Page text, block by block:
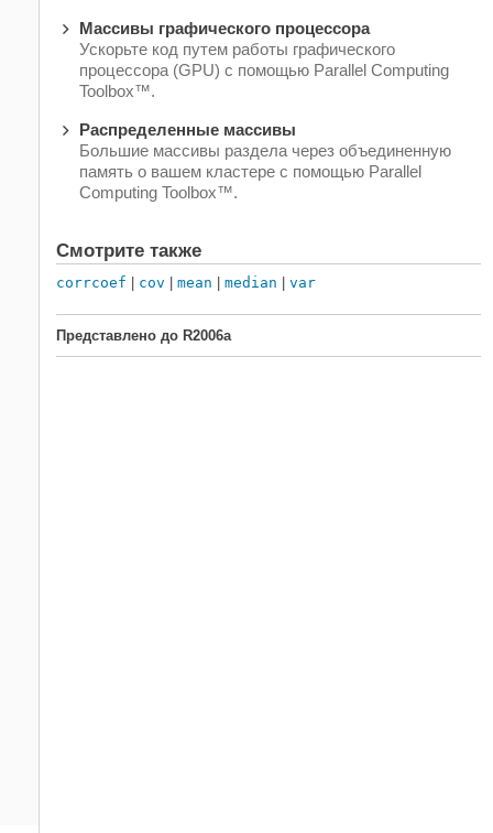
Массивы графического процессора
Ускорьте код путем работы графического
процессора (GPU) с помощью Parallel Computing
Toolbox™.
Распределенные массивы
Большие массивы раздела через объединенную
память о вашем кластере с помощью Parallel
Computing Toolbox™.
Смотрите также
corrcoef | cov | mean | median | var
Представлено до R2006a